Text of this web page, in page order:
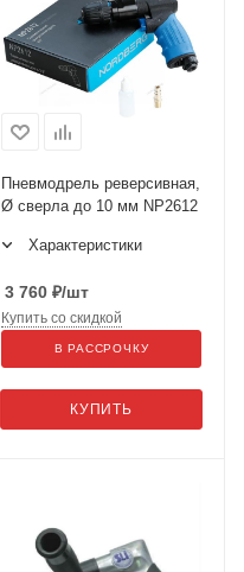
Пневмодрель реверсивная,
Ø сверла до 10 мм NP2612
Характеристики
3 760 ₽/шт
КУПИТЬ
Купить со скидкой
В РАССРОЧКУ